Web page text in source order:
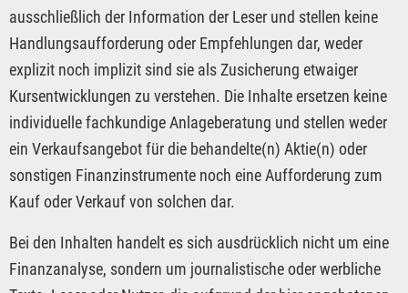
ausschließlich der Information der Leser und stellen keine
Handlungsaufforderung oder Empfehlungen dar, weder
explizit noch implizit sind sie als Zusicherung etwaiger
Kursentwicklungen zu verstehen. Die Inhalte ersetzen keine
individuelle fachkundige Anlageberatung und stellen weder
ein Verkaufsangebot für die behandelte(n) Aktie(n) oder
sonstigen Finanzinstrumente noch eine Aufforderung zum
Kauf oder Verkauf von solchen dar.
Bei den Inhalten handelt es sich ausdrücklich nicht um eine
Finanzanalyse, sondern um journalistische oder werbliche